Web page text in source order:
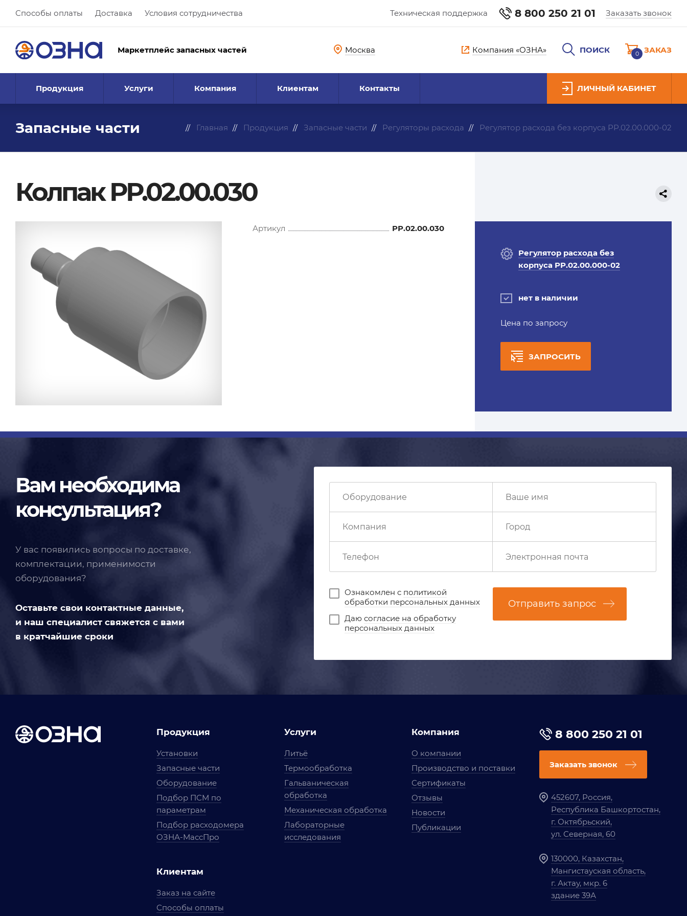
Способы оплаты Доставка Условия сотрудничества Техническая поддержка 8 800 250 21 01 Заказать звонок
Маркетплейс запасных частей Москва Компания «ОЗНА» ПОИСК 0 ЗАКАЗ
Продукция Услуги Компания Клиентам Контакты ЛИЧНЫЙ КАБИНЕТ
Запасные части Главная Продукция Запасные части Регуляторы расхода Регулятор расхода без корпуса РР.02.00.000-02
Колпак РР.02.00.030
Артикул РР.02.00.030
Регулятор расхода без
корпуса РР.02.00.000-02
нет в наличии
Цена по запросу
ЗАПРОСИТЬ
Вам необходима
консультация?
У вас появились вопросы по доставке,
комплектации, применимости
оборудования?
Оставьте свои контактные данные,
и наш специалист свяжется с вами
в кратчайшие сроки
Ознакомлен с политикой
обработки персональных данных
Даю согласие на обработку
персональных данных
Отправить запрос
Продукция
Установки
Запасные части
Оборудование
Подбор ПСМ по
параметрам
Подбор расходомера
ОЗНА-МассПро
Клиентам
Заказ на сайте
Способы оплаты
Услуги
Литьё
Термообработка
Гальваническая
обработка
Механическая обработка
Лабораторные
исследования
Компания
О компании
Производство и поставки
Сертификаты
Отзывы
Новости
Публикации
8 800 250 21 01
Заказать звонок
452607, Россия,
Республика Башкортостан,
г. Октябрьский,
ул. Северная, 60
130000, Казахстан,
Мангистауская область,
г. Актау, мкр. 6
здание 39А